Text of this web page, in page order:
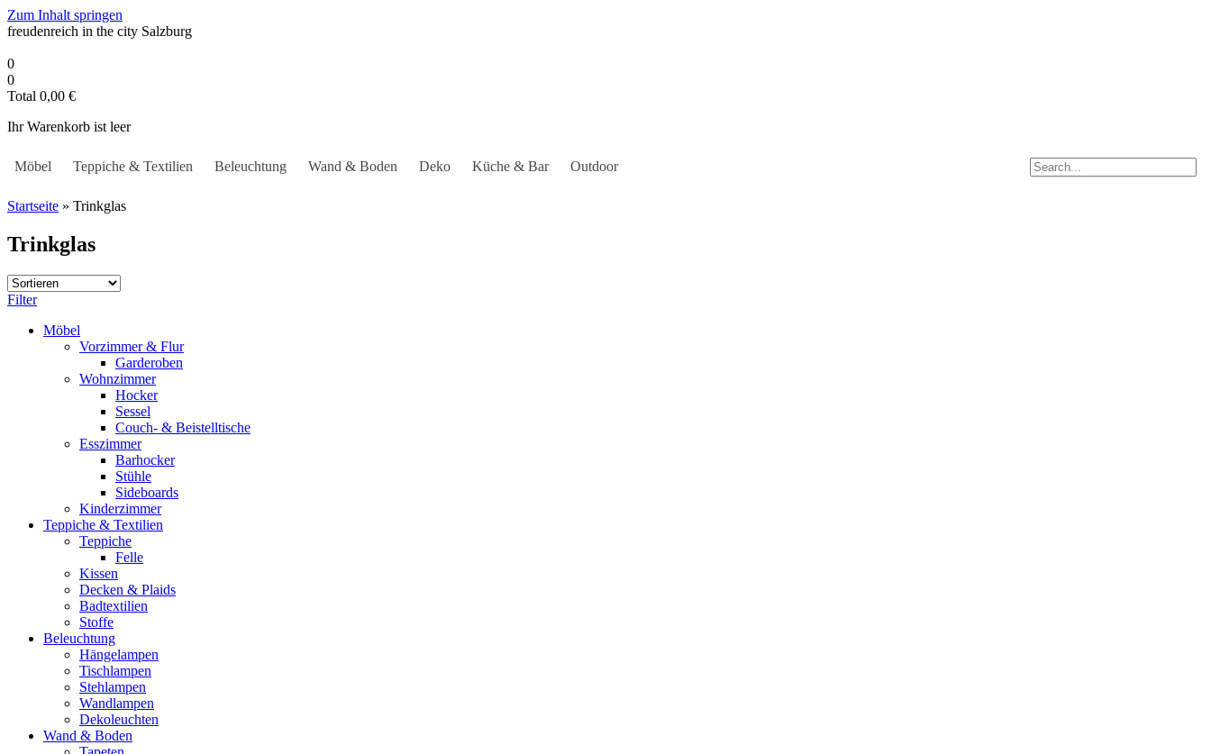
Zum Inhalt springen
freudenreich in the city Salzburg
0
0
Total 0,00 €
Ihr Warenkorb ist leer
Möbel Teppiche & Textilien Beleuchtung Wand & Boden Deko Küche & Bar Outdoor
Startseite » Trinkglas
Trinkglas
Filter
Möbel
Vorzimmer & Flur
Garderoben
Wohnzimmer
Hocker
Sessel
Couch- & Beistelltische
Esszimmer
Barhocker
Stühle
Sideboards
Kinderzimmer
Teppiche & Textilien
Teppiche
Felle
Kissen
Decken & Plaids
Badtextilien
Stoffe
Beleuchtung
Hängelampen
Tischlampen
Stehlampen
Wandlampen
Dekoleuchten
Wand & Boden